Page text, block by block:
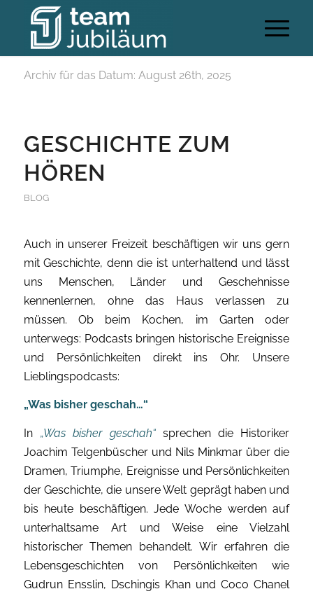
Archiv für das Datum: August 26th, 2025
GESCHICHTE ZUM
HÖREN
BLOG
Auch in unserer Freizeit beschäftigen wir uns gern
mit Geschichte, denn die ist unterhaltend und lässt
uns Menschen, Länder und Geschehnisse
kennenlernen, ohne das Haus verlassen zu
müssen. Ob beim Kochen, im Garten oder
unterwegs: Podcasts bringen historische Ereignisse
und Persönlichkeiten direkt ins Ohr. Unsere
Lieblingspodcasts:
„Was bisher geschah…“
In „Was bisher geschah“sprechen die Historiker
Joachim Telgenbüscher und Nils Minkmar über die
Dramen, Triumphe, Ereignisse und Persönlichkeiten
der Geschichte, die unsere Welt geprägt haben und
bis heute beschäftigen. Jede Woche werden auf
unterhaltsame Art und Weise eine Vielzahl
historischer Themen behandelt. Wir erfahren die
Lebensgeschichten von Persönlichkeiten wie
Gudrun Ensslin, Dschingis Khan und Coco Chanel